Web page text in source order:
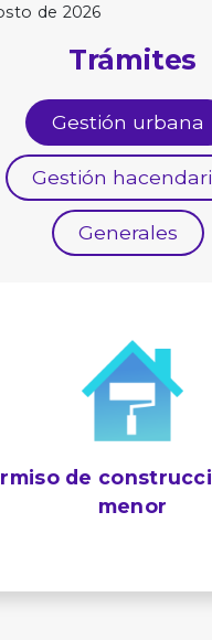
de 2026
Trámites
Gestión urbana
Gestión
Generales
de
menor